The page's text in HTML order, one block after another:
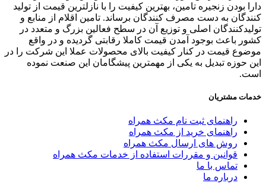
بودن زنجیره تامین، بهترین کیفیت را با نازلترین قیمت از تولید
به دست مصرف کنندگان برساند. تامین اقلام از منابع و
اصلی و توزیع آن در سطح فعالین بزرگ و متعدد در
باعث بوجود آمدن قیمت کاملا رقابتی گردیده و در واقع
قیمت در کنار کیفیت بالای محصولات عملا این شرکت را در
حوزه تبدیل به یکی از مهمترین پیشگامان این صنعت نموده
مشتریان
راهنمای ثبت نام مکث همراه
راهنمای خرید از مکث همراه
روش های ارسال مکث همراه
قوانین و مقررات استفاده از خدمات مکث همراه
تماس با ما
درباره ما